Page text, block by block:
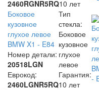
2460RGNR5RQ10 лет
Боковое
кузовное
глухое левое
BMW X1 - E84
Номер детали:
20518LGN
Еврокод:
2460LGNR5RQ
Тип
стекла:
Боковое
кузовное
глухое
левое
Гарантия:
10 лет